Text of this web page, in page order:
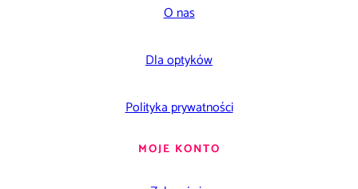
O nas
Dla optyków
Polityka prywatności
MOJE KONTO